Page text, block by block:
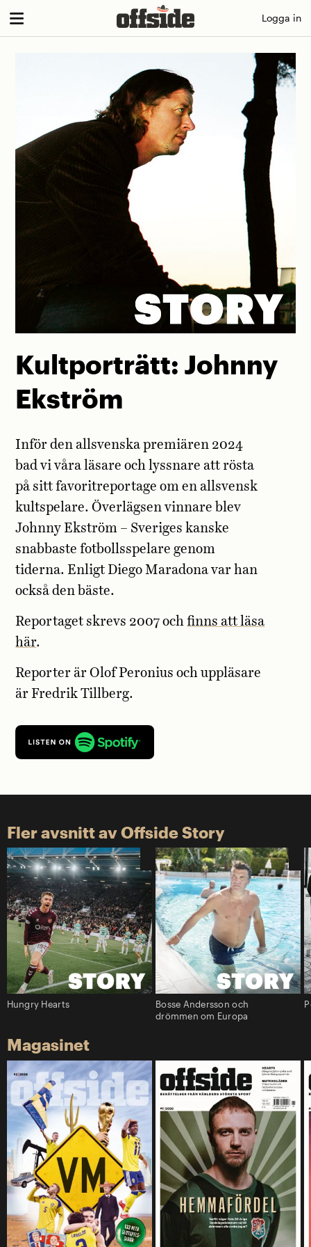
Skip
Logga in
Kultporträtt: Johnny
Ekström
Inför den allsvenska premiären 2024
bad vi våra läsare och lyssnare att rösta
på sitt favoritreportage om en allsvensk
kultspelare. Överlägsen vinnare blev
Johnny Ekström – Sveriges kanske
snabbaste fotbollsspelare genom
tiderna. Enligt Diego Maradona var han
också den bäste.
Reportaget skrevs 2007 ochfinns att läsa
här.
Reporter är Olof Peronius och uppläsare
är Fredrik Tillberg.
Fler avsnitt av Offside Story
Hungry Hearts
Bosse Andersson och
drömmen om Europa
Magasinet